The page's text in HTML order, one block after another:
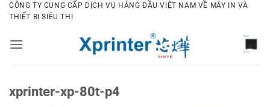
Bỏ
qua
dung
CÔNG TY CUNG CẤP DỊCH VỤ HÀNG ĐẦU VIỆT NAM VỀ MÁY IN VÀ
THIẾT BỊ SIÊU THỊ
xprinter-xp-80t-p4